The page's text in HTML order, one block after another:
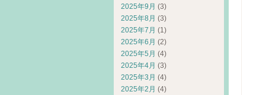
2025年9月 (3)
2025年8月 (3)
2025年7月 (1)
2025年6月 (2)
2025年5月 (4)
2025年4月 (3)
2025年3月 (4)
2025年2月 (4)